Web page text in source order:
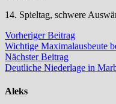
14. Spieltag, schwere
Beitragsnavigation
Vorheriger BeitragVorheriger
Beitrag:
Wichtige Maximalausbeute
Nächster BeitragNächster
Beitrag:
Deutliche Niederlage in
Aleks